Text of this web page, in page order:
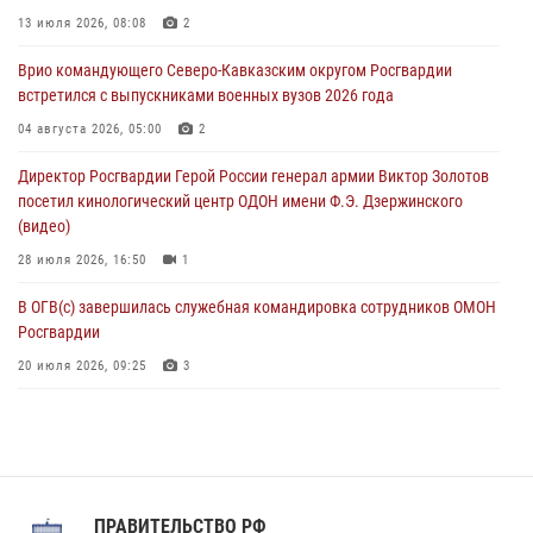
В Зауралье при содействии СОБР Росгвардии ликвидирована
06 августа 2026, 11:27
В Москве росгвардейцы задержали троих мужчин, устроивших
06 августа 2026, 11:20 1
13 июля 2026, 08:08 2
Врио командующего Северо-Кавказским округом Росгвардии
встретился с выпускниками военных вузов 2026 года
04 августа 2026, 05:00 2
Директор Росгвардии Герой России генерал армии Виктор Золотов
посетил кинологический центр ОДОН имени Ф.Э. Дзержинского
(видео)
28 июля 2026, 16:50 1
В ОГВ(с) завершилась служебная командировка сотрудников ОМОН
Росгвардии
20 июля 2026, 09:25 3
ПРАВИТЕЛЬСТВО РФ